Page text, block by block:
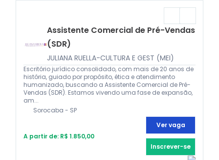
Assistente Comercial de Pré-Vendas
(SDR)
JULIANA RUELLA-CULTURA E GEST (MEI)
Escritório jurídico consolidado, com mais de 20 anos de
história, guiado por propósito, ética e atendimento
humanizado, buscando a Assistente Comercial de Pré-
Vendas (SDR). Estamos vivendo uma fase de expansão,
am...
Sorocaba - SP
A partir de: R$ 1.850,00
Ver vaga
Inscrever-se